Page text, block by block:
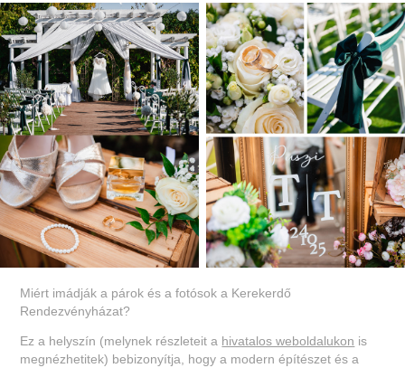
Miért imádják a párok és a fotósok a Kerekerdő
Rendezvényházat?
Ez a helyszín (melynek részleteit a hivatalos weboldalukon is
megnézhetitek) bebizonyítja, hogy a modern építészet és a